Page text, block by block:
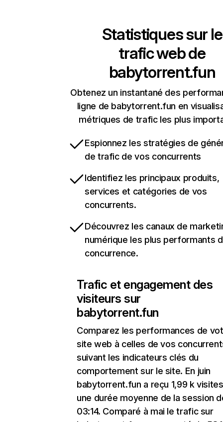
Statistiques sur le
trafic web de
babytorrent.fun
Obtenez un instantané des
ligne de babytorrent.fun en
métriques de trafic les plus
Espionnez les stratégies de
de trafic de vos concurrents
Identifiez les principaux produits,
services et catégories de vos
concurrents.
Découvrez les canaux de
numérique les plus performants
concurrence.
Trafic et engagement des
visiteurs sur
babytorrent.fun
Comparez les performances de
site web à celles de vos
suivant les indicateurs clés du
comportement sur le site. En juin
babytorrent.fun a reçu 1,99 k
une durée moyenne de la session
03:14. Comparé à mai le trafic sur